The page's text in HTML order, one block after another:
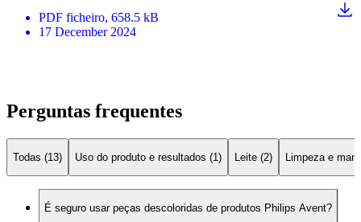
PDF ficheiro, 658.5 kB
17 December 2024
Perguntas frequentes
Todas (13) Uso do produto e resultados (1) Leite (2) Limpeza e
É seguro usar peças descoloridas de produtos Philips Avent?